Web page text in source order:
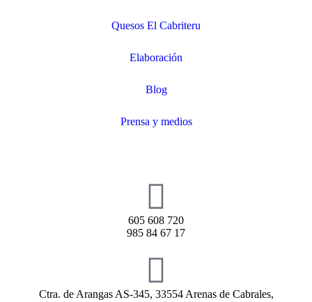
Quesos El Cabriteru
Elaboración
Blog
Prensa y medios
605 608 720
985 84 67 17
Ctra. de Arangas AS-345, 33554 Arenas de Cabrales,